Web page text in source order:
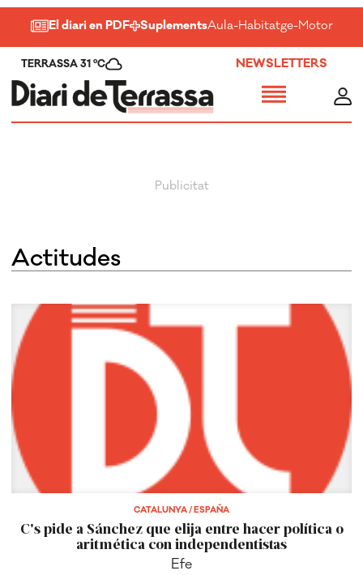
El diari en PDF SuplementsAula-Habitatge-Motor-
TERRASSA 31 ºC NEWSLETTERS
Actitudes
CATALUNYA / ESPAÑA
C's pide a Sánchez que elija entre hacer política o
aritmética con independentistas
Efe